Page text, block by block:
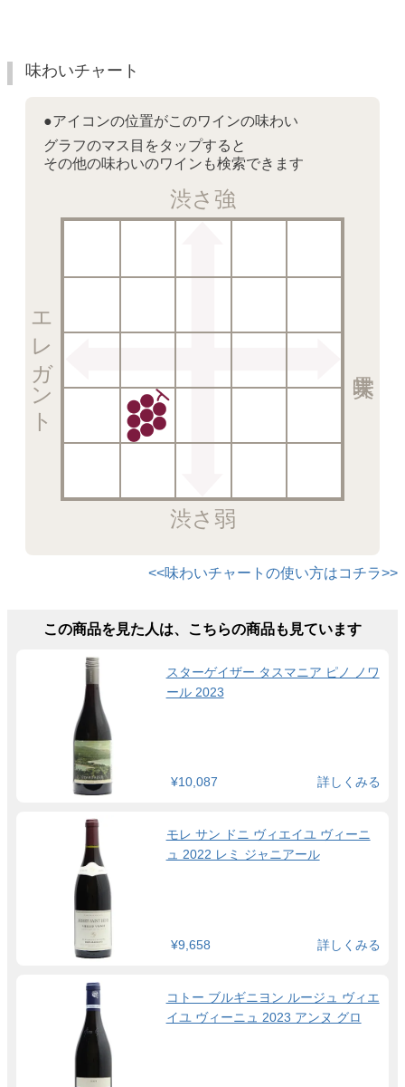
味わいチャート
●アイコンの位置がこのワインの味わい
グラフのマス目をタップすると
その他の味わいのワインも検索できます
渋さ強
渋さ弱
エレガント
<<味わいチャートの使い方はコチラ>>
この商品を見た人は、こちらの商品も見ています
スターゲイザー タスマニア ピノ ノワ
ール 2023
¥10,087 詳しくみる
モレ サン ドニ ヴィエイユ ヴィーニ
ュ 2022 レミ ジャニアール
¥9,658 詳しくみる
コトー ブルギニヨン ルージュ ヴィエ
イユ ヴィーニュ 2023 アンヌ グロ